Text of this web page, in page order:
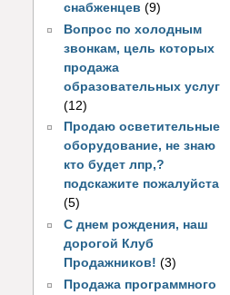
снабженцев (9)
Вопрос по холодным
звонкам, цель которых
продажа
образовательных услуг
(12)
Продаю осветительные
оборудование, не знаю
кто будет лпр,?
подскажите пожалуйста
(5)
С днем рождения, наш
дорогой Клуб
Продажников! (3)
Продажа программного